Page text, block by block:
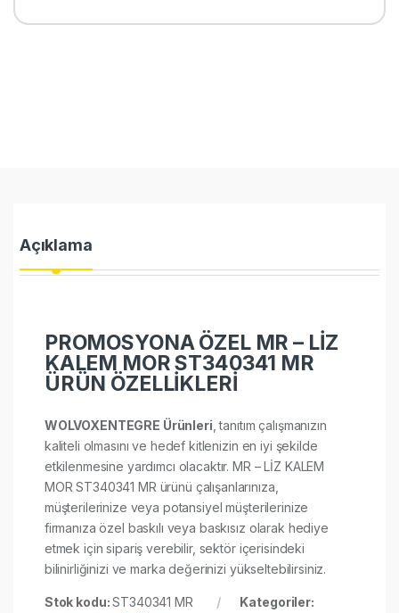
Açıklama
PROMOSYONA ÖZEL MR – LİZ
KALEM MOR ST340341 MR
ÜRÜN ÖZELLİKLERİ
WOLVOXENTEGRE Ürünleri , tanıtım çalışmanızın
kaliteli olmasını ve hedef kitlenizin en iyi şekilde
etkilenmesine yardımcı olacaktır. MR – LİZ KALEM
MOR ST340341 MR ürünü çalışanlarınıza,
müşterilerinize veya potansiyel müşterilerinize
firmanıza özel baskılı veya baskısız olarak hediye
etmek için sipariş verebilir, sektör içerisindeki
bilinirliğinizi ve marka değerinizi yükseltebilirsiniz.
Stok kodu:ST340341 MR
Kategoriler: